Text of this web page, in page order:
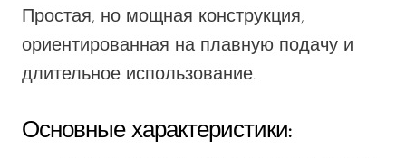
Простая, но мощная конструкция,
ориентированная на плавную подачу и
длительное использование.
Основные характеристики: